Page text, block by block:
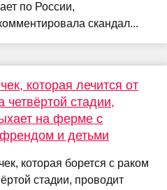
по России,
скандал...
которая лечится от
четвёртой стадии,
на ферме с
и детьми
которая борется с раком
стадии, проводит